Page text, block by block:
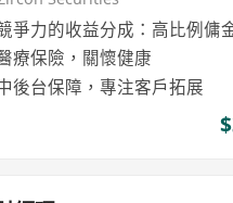
爭力的收益分成：高比例傭
療保險，關懷健康
後台保障，專注客戶拓展